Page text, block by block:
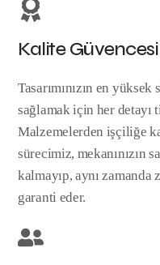
Kalite Güvencesi
Tasarımınızın en
sağlamak için her
Malzemelerden işçiliğe
sürecimiz, mekanınızın
kalmayıp, aynı zamanda
garanti eder.